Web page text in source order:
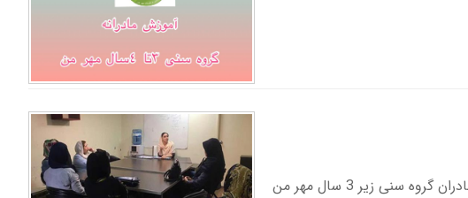
این جلسه با عنوان کافه بازی برای مادران گروه سنی زیر 3 سال مهر من